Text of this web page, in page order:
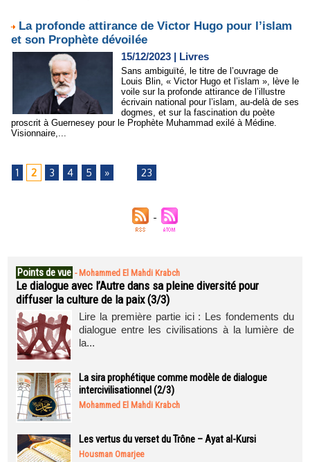
La profonde attirance de Victor Hugo pour l’islam
et son Prophète dévoilée
15/12/2023 | Livres
Sans ambiguïté, le titre de l’ouvrage de
Louis Blin, « Victor Hugo et l’islam », lève le
voile sur la profonde attirance de l’illustre
écrivain national pour l’islam, au-delà de ses
dogmes, et sur la fascination du poète
proscrit à Guernesey pour le Prophète Muhammad exilé à Médine.
Visionnaire,...
1 2 3 4 5 » 23
Points de vue - Mohammed El Mahdi Krabch
Le dialogue avec l’Autre dans sa pleine diversité pour
diffuser la culture de la paix (3/3)
Lire la première partie ici : Les fondements du
dialogue entre les civilisations à la lumière de
la...
La sira prophétique comme modèle de dialogue
intercivilisationnel (2/3)
Mohammed El Mahdi Krabch
Les vertus du verset du Trône – Ayat al-Kursi
Housman Omarjee